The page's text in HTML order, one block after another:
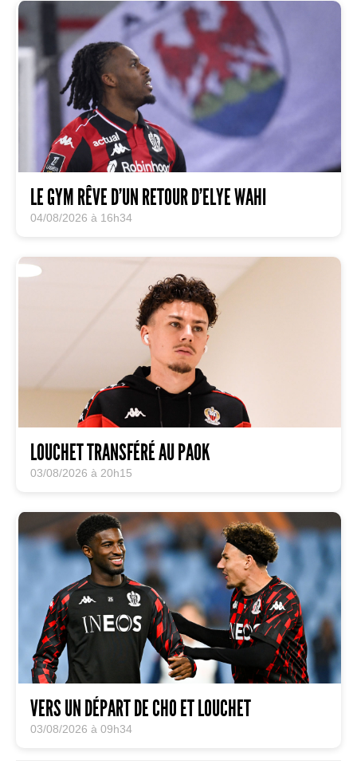
LE GYM RÊVE D’UN RETOUR D’ELYE WAHI
04/08/2026 à 16h34
LOUCHET TRANSFÉRÉ AU PAOK
03/08/2026 à 20h15
VERS UN DÉPART DE CHO ET LOUCHET
03/08/2026 à 09h34